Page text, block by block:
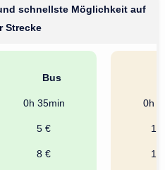
schnellste Möglichkeit auf
Strecke
Bus
0h 35min
5 €
8 €
0h